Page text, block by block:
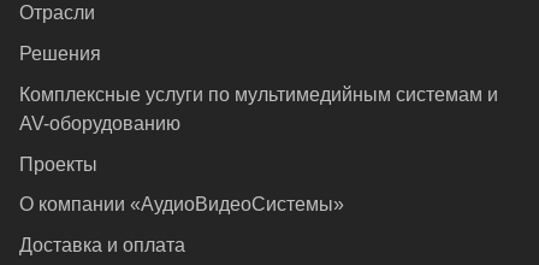
Отрасли
Решения
Комплексные услуги по мультимедийным системам и
AV-оборудованию
Проекты
О компании «АудиоВидеоСистемы»
Доставка и оплата